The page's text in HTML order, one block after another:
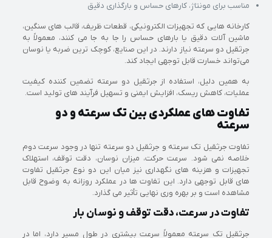
مناسب برای مونتاژ، کارهای حساس و بارگذاری دقیق
کارخانه‌ هایی که تجهیزات الکترونیکی، قطعات ظریف، قالب‌ های سنگین،
ماشین‌ آلات دقیق یا بارهای حساس را جا به‌ جا می‌ کنند، معمولاً به
جرثقیل دو سرعته نیاز دارند. در این صنایع، کوچک‌ ترین ضربه یا نوسان
می‌تواند خسارت قابل توجهی ایجاد کند.
به همین دلیل، استفاده از جرثقیل دو سرعته تضمین‌ کننده کیفیت
عملیات، کاهش ریسک، افزایش ایمنی و تسهیل فرآیند های تولید است.
تفاوت‌ های عملکردی بین تک‌ سرعته و دو
سرعته
تفاوت جرثقیل تک‌ سرعته و جرثقیل دو سرعته تنها در وجود سرعت دوم
خلاصه نمی‌ شود. سرعت حرکت، میزان نوسان، دقت توقف، استهلاک
تجهیزات و هزینه‌ های نگهداری نیز میان این دو نوع جرثقیل تفاوت‌
های قابل توجهی دارد. این تفاوت‌ ها در عملکرد روزانه به‌ وضوح قابل
مشاهده است و بر بهره‌ وری نهایی تأثیر می‌ گذارد.
تفاوت در سرعت، دقت توقف و نوسان بار
جرثقیل تک‌ سرعته معمولاً سرعت بیشتری در طول مسیر دارد، اما در